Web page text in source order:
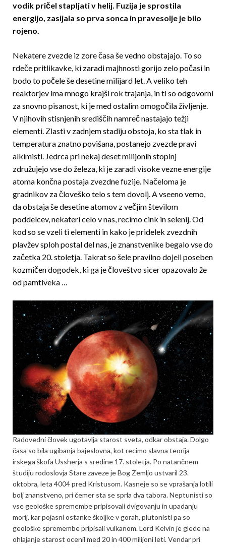
vodik pričel stapljati v helij. Fuzija je sprostila
energijo, zasijala so prva sonca in pravesolje je bilo
rojeno.
Nekatere zvezde iz zore časa še vedno obstajajo. To so
rde­če pritlikavke, ki zaradi majhnosti gorijo zelo počasi in
bodo to počele še desetine milijard let. A veliko teh
reaktorjev ima mnogo krajši rok trajanja, in ti so odgovorni
za snovno pisanost, ki je med ostalim omogočila življenje.
V njihovih stisnjenih središčih namreč nastajajo težji
elementi. Zlasti v zadnjem stadiju obstoja, ko sta tlak in
temperatura znatno povišana, postanejo zvezde pravi
alkimisti. Jedrca pri nekaj deset milijonih stopinj
združujejo vse do železa, ki je zaradi visoke vezne energije
atoma končna postaja zvezdne fuzije. Načeloma je
gradnikov za človeško telo s tem dovolj. A vseeno vemo,
da obstaja še desetine atomov z večjim številom
poddelcev, nekateri celo v nas, recimo cink in selenij. Od
kod so se vzeli ti elementi in kako je pridelek zvezdnih
plavžev sploh postal del nas, je znanstvenike begalo vse do
začetka 20. stoletja. Takrat so šele pravilno dojeli poseben
kozmičen dogodek, ki ga je človeštvo sicer opazovalo že
od pamtiveka …
Radovedni človek ugotavlja starost sveta, odkar obstaja. Dolgo
časa so bila ugibanja bajeslovna, kot recimo slavna teorija
irskega škofa Ussherja s sredine 17. stoletja. Po natančnem
študiju rodoslovja Stare zaveze je Bog Zemljo ustvaril 23.
oktobra, leta 4004 pred Kristusom. Kasneje so se vprašanja lotili
bolj znanstveno, pri čemer sta se sprla dva tabora. Neptunisti so
vse geološke spremembe pripisovali dvigovanju in upadanju
morij, kar pojasni ostanke školjke v gorah, plutonisti pa so
geološke spremembe pripisali vulkanom. Lord Kelvin je glede na
ohlajanje starost ocenil med 20 in 400 milijoni leti. Vendar pri